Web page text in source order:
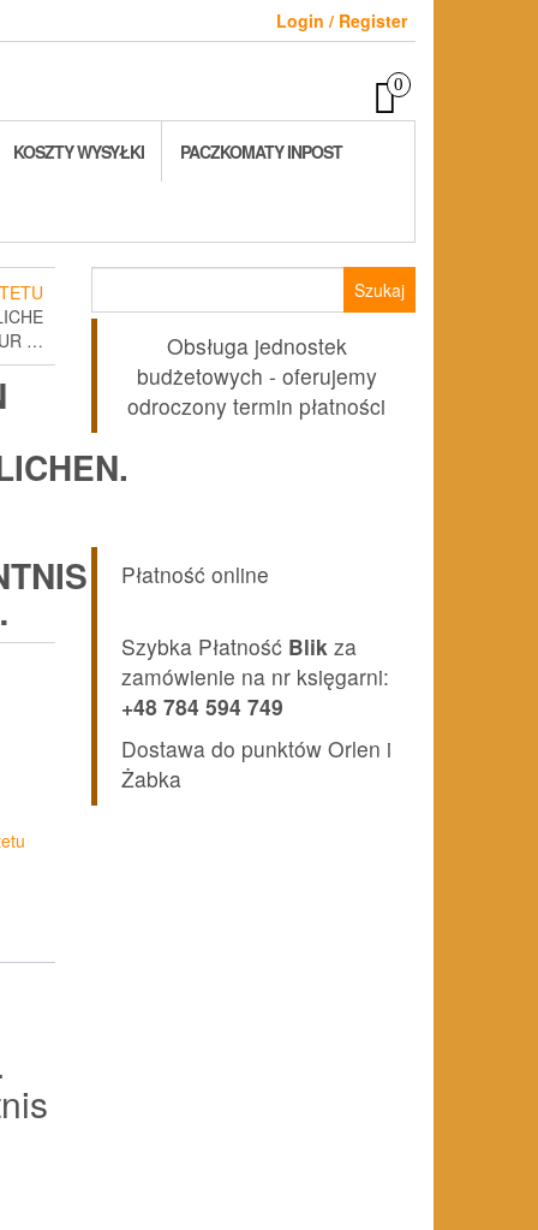
Login / Register
0
KOSZTY WYSYŁKI PACZKOMATY INPOST
…
Obsługa jednostek
budżetowych - oferujemy
odroczony termin płatności
Płatność online
Szybka Płatność Blik za
zamówienie na nr księgarni:
+48 784 594 749
Dostawa do punktów Orlen i
Żabka